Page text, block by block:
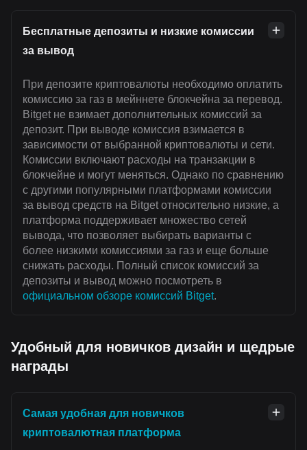
Бесплатные депозиты и низкие комиссии
за вывод
При депозите криптовалюты необходимо оплатить
комиссию за газ в мейннете блокчейна за перевод.
Bitget не взимает дополнительных комиссий за
депозит. При выводе комиссия взимается в
зависимости от выбранной криптовалюты и сети.
Комиссии включают расходы на транзакции в
блокчейне и могут меняться. Однако по сравнению
с другими популярными платформами комиссии
за вывод средств на Bitget относительно низкие, а
платформа поддерживает множество сетей
вывода, что позволяет выбирать варианты с
более низкими комиссиями за газ и еще больше
снижать расходы. Полный список комиссий за
депозиты и вывод можно посмотреть в
официальном обзоре комиссий Bitget.
Удобный для новичков дизайн и щедрые
награды
Самая удобная для новичков
криптовалютная платформа